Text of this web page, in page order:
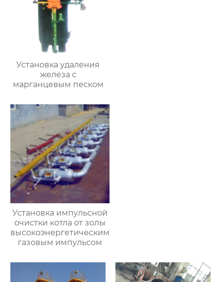
Установка удаления
железа с
марганцевым песком
Установка импульсной
очистки котла от золы
высокоэнергетическим
газовым импульсом